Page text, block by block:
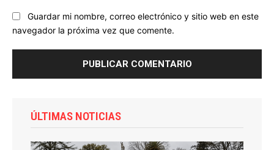
Guardar mi nombre, correo electrónico y sitio web en este
navegador la próxima vez que comente.
ÚLTIMAS NOTICIAS